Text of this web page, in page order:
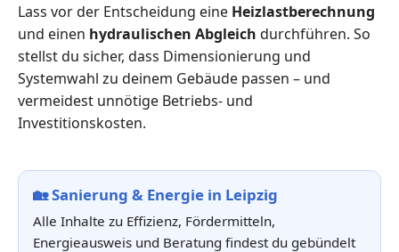
Lass vor der Entscheidung eine Heizlastberechnung
und einen hydraulischen Abgleich durchführen. So
stellst du sicher, dass Dimensionierung und
Systemwahl zu deinem Gebäude passen – und
vermeidest unnötige Betriebs- und
Investitionskosten.
🏡Sanierung & Energie in Leipzig
Alle Inhalte zu Effizienz, Fördermitteln,
Energieausweis und Beratung findest du gebündelt